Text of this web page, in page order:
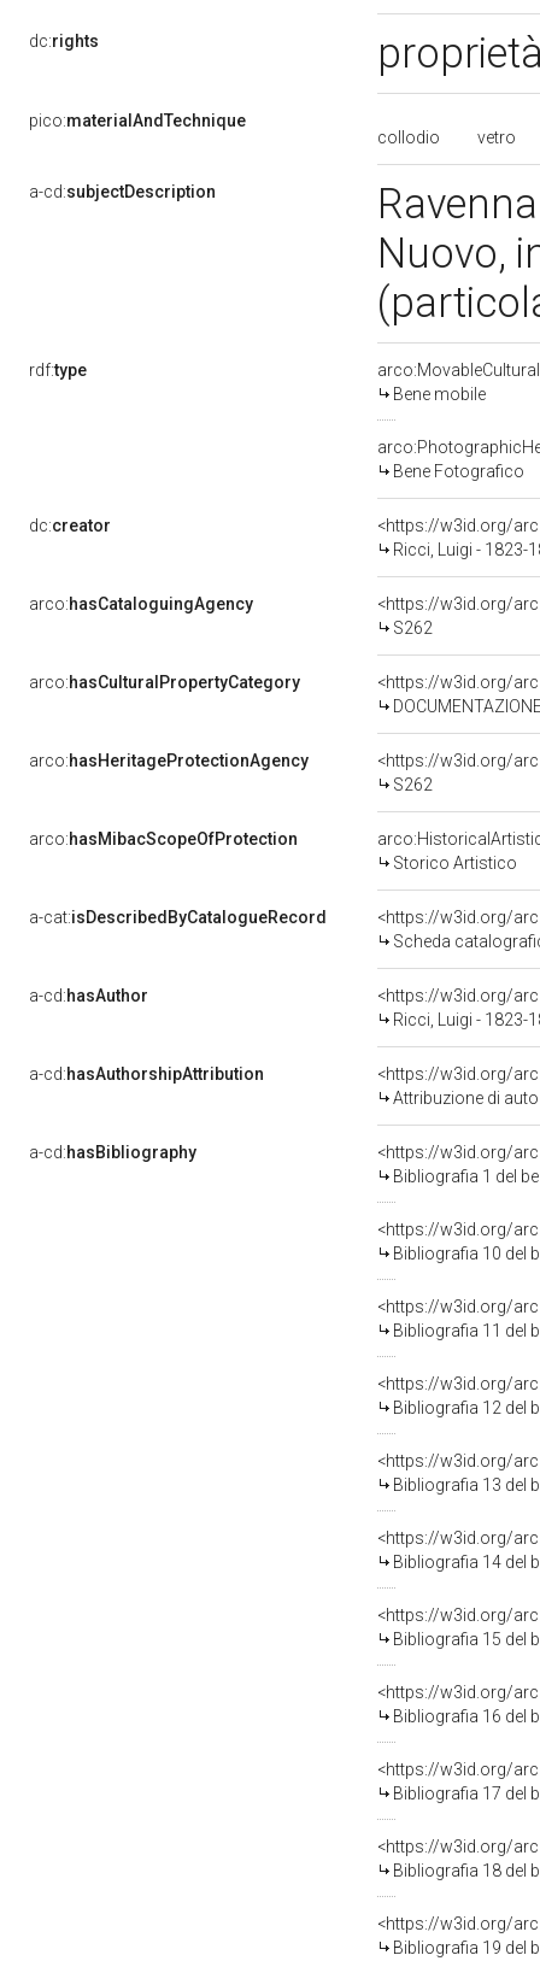
dc:rights
pico:materialAndTechnique
collodio
vetro
a-cd:subjectDescription
Nuovo,
rdf:type
Bene mobile
Bene Fotografico
dc:creator
<https://w3id.org/
Ricci, Luigi - 1823-
arco:hasCataloguingAgency
<https://w3id.org/
S262
arco:hasCulturalPropertyCategory
arco:hasHeritageProtectionAgency
<https://w3id.org/
S262
arco:hasMibacScopeOfProtection
Storico Artistico
a-cat:isDescribedByCatalogueRecord
<https://w3id.org/
Scheda
a-cd:hasAuthor
<https://w3id.org/
Ricci, Luigi - 1823-
a-cd:hasAuthorshipAttribution
<https://w3id.org/
Attribuzione di
a-cd:hasBibliography
<https://w3id.org/
Bibliografia 1 del
<https://w3id.org/
Bibliografia 10 del
<https://w3id.org/
Bibliografia 11 del
<https://w3id.org/
Bibliografia 12 del
<https://w3id.org/
Bibliografia 13 del
<https://w3id.org/
Bibliografia 14 del
<https://w3id.org/
Bibliografia 15 del
<https://w3id.org/
Bibliografia 16 del
<https://w3id.org/
Bibliografia 17 del
<https://w3id.org/
Bibliografia 18 del
<https://w3id.org/
Bibliografia 19 del